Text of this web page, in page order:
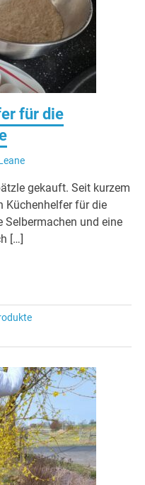
für die
gekauft. Seit kurzem
Küchenhelfer für die
Selbermachen und eine
[…]